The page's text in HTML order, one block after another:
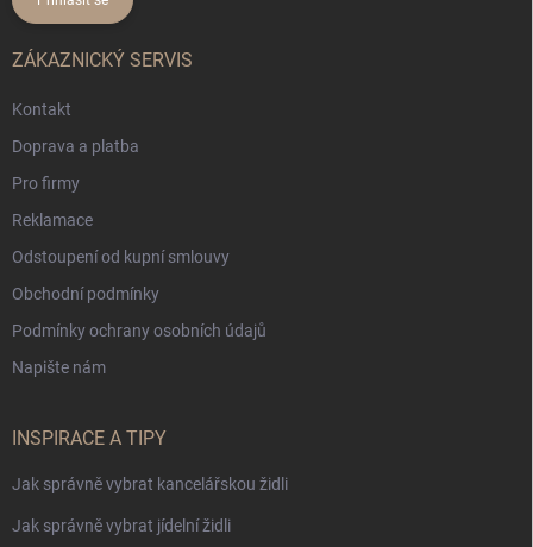
ZÁKAZNICKÝ SERVIS
Kontakt
Doprava a platba
Pro firmy
Reklamace
Odstoupení od kupní smlouvy
Obchodní podmínky
Podmínky ochrany osobních údajů
Napište nám
INSPIRACE A TIPY
Jak správně vybrat kancelářskou židli
Jak správně vybrat jídelní židli